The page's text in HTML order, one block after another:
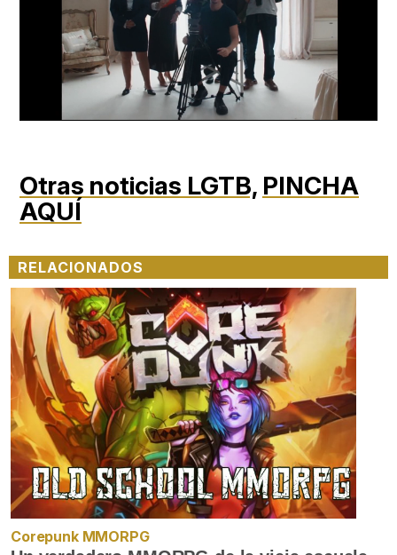
Loaded
66.12%
Otras noticias LGTB, PINCHA
AQUÍ
RELACIONADOS
Corepunk MMORPG